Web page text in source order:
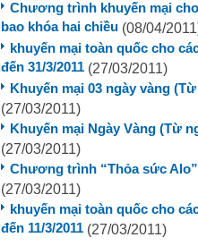
Chương trình khuyến mại
bao khóa hai chiều (08/04/
khuyến mại toàn quốc cho
đến 31/3/2011 (27/03/2011)
Khuyến mại 03 ngày vàng
(27/03/2011)
Khuyến mại Ngày Vàng (Từ
(27/03/2011)
Chương trình “Thỏa sức
(27/03/2011)
khuyến mại toàn quốc cho
đến 11/3/2011 (27/03/2011)